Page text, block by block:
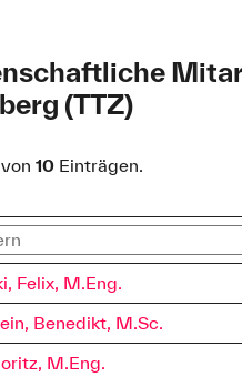
(TTZ)
von10 Einträgen.
Felix, M.Eng.
Benedikt, M.Sc.
M.Eng.